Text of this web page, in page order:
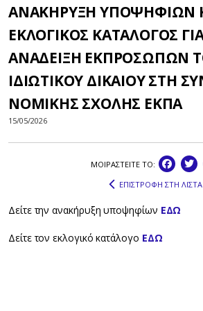
ΑΝΑΚΗΡΥΞΗ ΥΠΟΨΗΦΙΩΝ
ΕΚΛΟΓΙΚΟΣ ΚΑΤΑΛΟΓΟΣ
ΑΝΑΔΕΙΞΗ ΕΚΠΡΟΣΩΠΩΝ
ΙΔΙΩΤΙΚΟΥ ΔΙΚΑΙΟΥ ΣΤΗ
ΝΟΜΙΚΗΣ ΣΧΟΛΗΣ ΕΚΠΑ
15/05/2026
ΜΟΙΡΑΣΤEIΤΕ ΤΟ:
ΕΠΙΣΤΡΟΦΗ ΣΤΗ ΛΙΣΤΑ
Δείτε την ανακήρυξη υποψηφίων ΕΔΩ
Δείτε τον εκλογικό κατάλογο ΕΔΩ